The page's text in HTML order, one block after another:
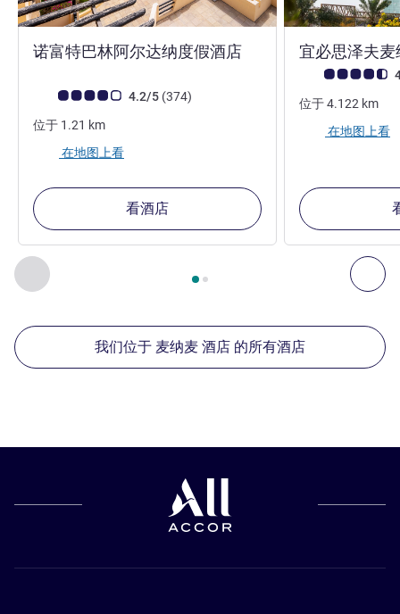
上一个 - 我们在附近的其他酒店 下
第 1页，共 , 我们在附近的其他酒店 1 :, 我们在附近的
诺富特巴林阿尔达纳度假酒店4 星
客户意见评级 (ALL 评级)
4.2/5 (374评论
)
位于 1.21 km
在地图上看
看酒店
宜必思泽夫
客户意见评级
位于4.122 km
在地图上看
我们位于 麦纳麦 酒店 的所有酒店